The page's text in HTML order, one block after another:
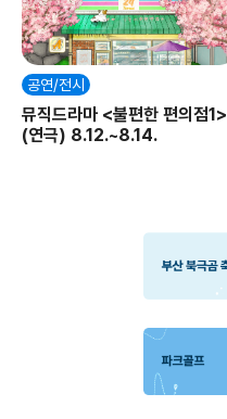
공연/전시
뮤직드라마 <불편한 편의점1>
(연극) 8.12.~8.14.